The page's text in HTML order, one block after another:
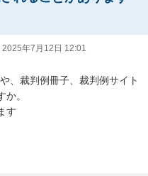
2025年7月12日 12:01
、裁判例冊子、裁判例サイト
。
す